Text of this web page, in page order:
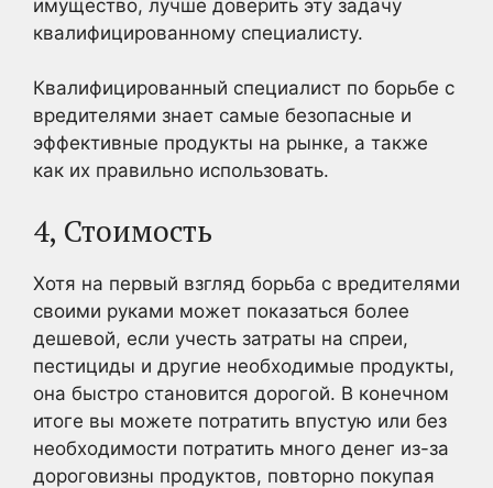
имущество, лучше доверить эту задачу
квалифицированному специалисту.
Квалифицированный специалист по борьбе с
вредителями знает самые безопасные и
эффективные продукты на рынке, а также
как их правильно использовать.
4, Стоимость
Хотя на первый взгляд борьба с вредителями
своими руками может показаться более
дешевой, если учесть затраты на спреи,
пестициды и другие необходимые продукты,
она быстро становится дорогой. В конечном
итоге вы можете потратить впустую или без
необходимости потратить много денег из-за
дороговизны продуктов, повторно покупая